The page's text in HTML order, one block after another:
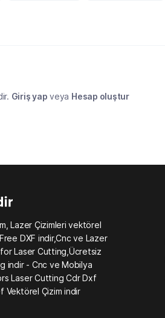
Giriş yap veya Hesap oluştur
Lazer Çizimleri vektörel
DXF indir,Cnc ve Lazer
Laser Cutting,Ücretsiz
indir - Cnc ve Mobilya
Laser Cutting Cdr Dxf
Vektörel Çizim indir